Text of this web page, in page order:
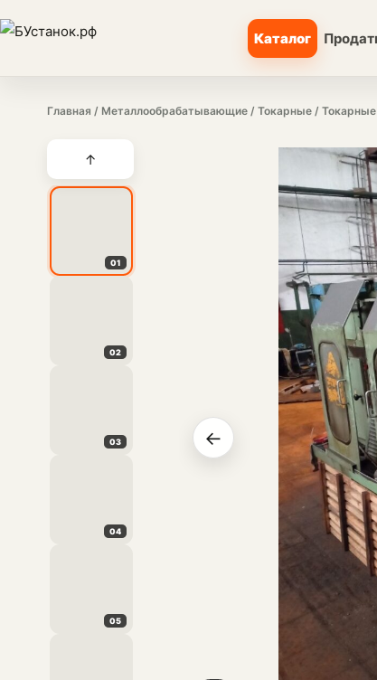
Каталог
Главная / Металлообрабатывающие / Токарные /
↑
01
02
03
04
05
←